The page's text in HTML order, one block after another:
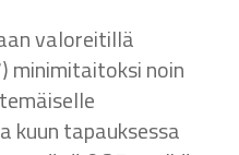
valoreitillä
minimitaitoksi noin
kuun tapauksessa